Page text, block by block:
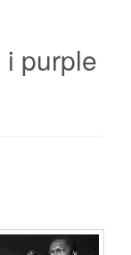
i purple